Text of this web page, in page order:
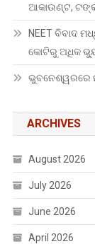
ଆକାଉଣ୍ଟ,
NEET ବିବାଦ
କୋଟିରୁ ଅଧିକ
ଭୁବନେଶ୍ୱରରେ
ARCHIVES
August 2026
July 2026
June 2026
April 2026